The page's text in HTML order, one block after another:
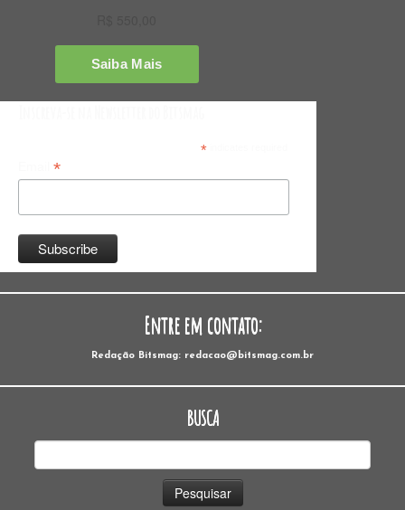
*indicates required
*
Entre em contato:
Redação Bitsmag: redacao@bitsmag.com.br
BUSCA